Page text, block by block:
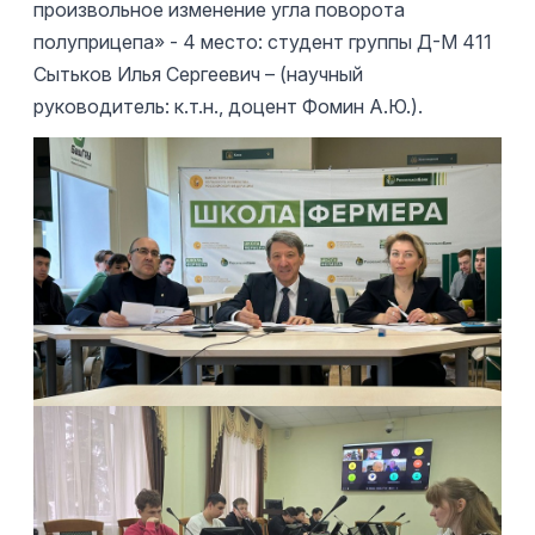
произвольное изменение угла поворота
полуприцепа» - 4 место: студент группы Д-М 411
Сытьков Илья Сергеевич – (научный
руководитель: к.т.н., доцент Фомин А.Ю.).